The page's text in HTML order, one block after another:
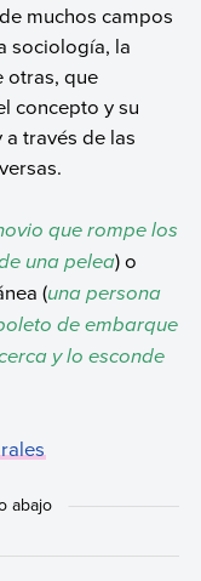
muchos campos
sociología, la
otras, que
concepto y su
través de las
que rompe los
una pelea) o
(una persona
de embarque
y lo esconde